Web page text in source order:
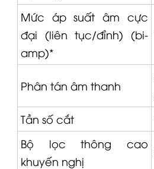
Mức áp suất âm cực
đại (liên tục/đỉnh) (bi-
amp)*
Phân tán âm thanh
Tần số cắt
Bộ lọc thông cao
khuyến nghị